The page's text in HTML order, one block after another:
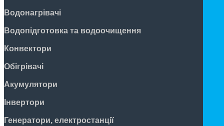
Водонагрівачі
Водопідготовка та водоочищення
Конвектори
Обігрівачі
Акумулятори
Інвертори
Генератори, електростанції